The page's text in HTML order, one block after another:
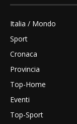
Italia / Mondo
Sport
Cronaca
Provincia
Top-Home
Eventi
Top-Sport